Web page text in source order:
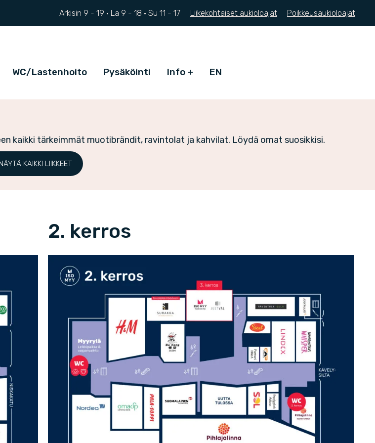
Arkisin 9 - 19 · La 9 - 18 · Su 11 - 17 Liikekohtaiset aukioloajat Poikkeusaukioloajat
WC/Lastenhoito Pysäköinti Info EN
kaikki tärkeimmät muotibrändit, ravintolat ja kahvilat. Löydä omat suosikkisi.
KAIKKI LIIKKEET
2. kerros